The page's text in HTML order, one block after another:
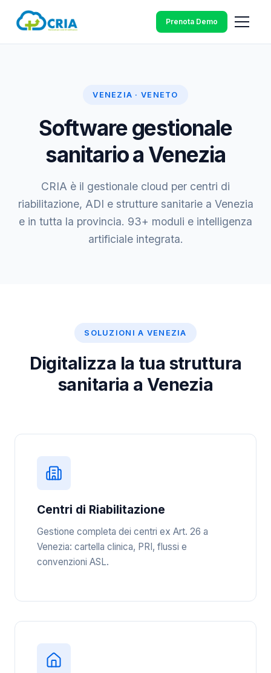
Prenota Demo
VENEZIA · VENETO
Software gestionale
sanitario a Venezia
CRIA è il gestionale cloud per centri di
riabilitazione, ADI e strutture sanitarie a Venezia
e in tutta la provincia. 93+ moduli e intelligenza
artificiale integrata.
SOLUZIONI A VENEZIA
Digitalizza la tua struttura
sanitaria a Venezia
Centri di Riabilitazione
Gestione completa dei centri ex Art. 26 a
Venezia: cartella clinica, PRI, flussi e
convenzioni ASL.